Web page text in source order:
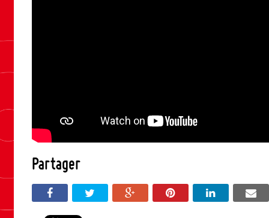
Partager